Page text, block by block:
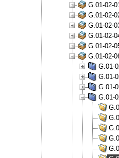
G.01-02-
G.01-02-
G.01-02-
G.01-02-
G.01-02-
G.01-02-
G.01-
G.01-
G.01-
G.01-